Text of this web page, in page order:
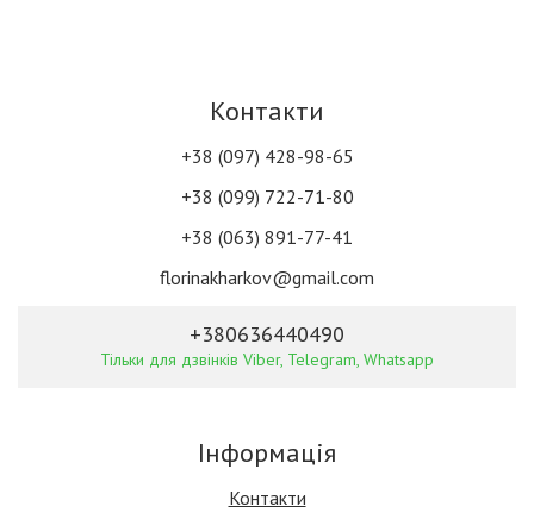
Контакти
+38 (097) 428-98-65
+38 (099) 722-71-80
+38 (063) 891-77-41
florinakharkov@gmail.com
+380636440490
Тільки для дзвінків Viber, Telegram, Whatsapp
Інформація
Контакти